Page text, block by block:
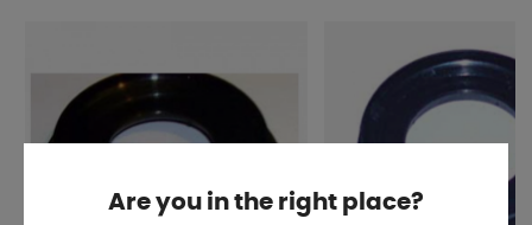
Are you in the right place?